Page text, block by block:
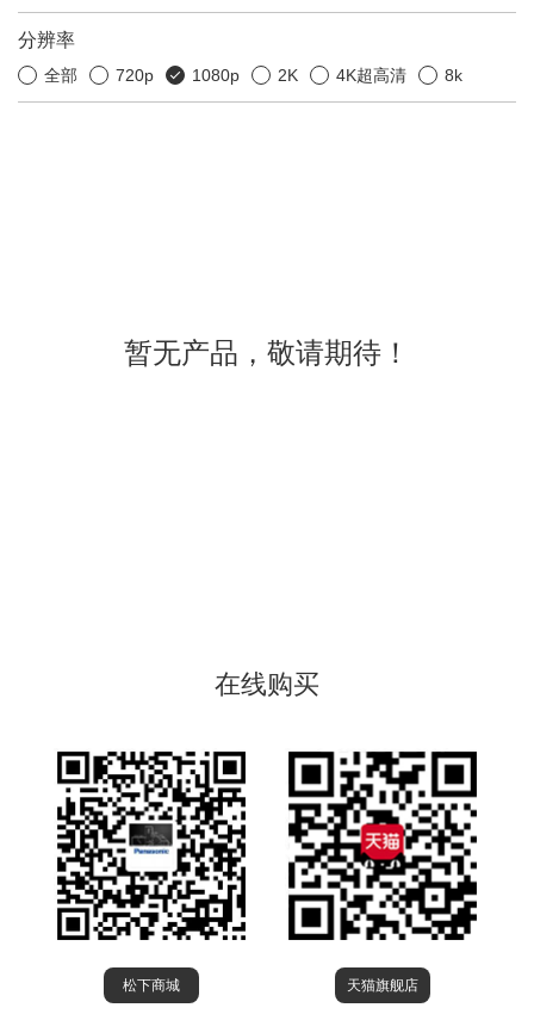
分辨率
全部 720p 1080p 2K 4K超高清 8k
暂无产品，敬请期待！
在线购买
松下商城 天猫旗舰店